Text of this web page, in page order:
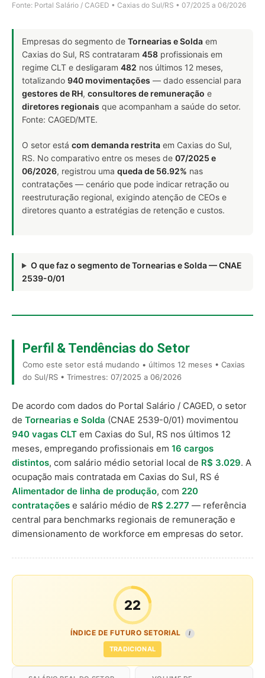
Fonte: Portal Salário / CAGED • Caxias do Sul/RS • 07/2025 a 06/2026
Empresas do segmento de Tornearias e Solda em
Caxias do Sul, RS contrataram 458 profissionais em
regime CLT e desligaram 482 nos últimos 12 meses,
totalizando 940 movimentações — dado essencial para
gestores de RH, consultores de remuneração e
diretores regionais que acompanham a saúde do setor.
Fonte: CAGED/MTE.
O setor está com demanda restrita em Caxias do Sul,
RS. No comparativo entre os meses de 07/2025 e
06/2026, registrou uma queda de 56.92% nas
contratações — cenário que pode indicar retração ou
reestruturação regional, exigindo atenção de CEOs e
diretores quanto a estratégias de retenção e custos.
O que faz o segmento de Tornearias e Solda — CNAE
2539-0/01
Perfil & Tendências do Setor
Como este setor está mudando • últimos 12 meses • Caxias
do Sul/RS • Trimestres: 07/2025 a 06/2026
De acordo com dados do Portal Salário / CAGED, o setor
de Tornearias e Solda (CNAE 2539-0/01) movimentou
940 vagas CLT em Caxias do Sul, RS nos últimos 12
meses, empregando profissionais em 16 cargos
distintos, com salário médio setorial local de R$ 3.029. A
ocupação mais contratada em Caxias do Sul, RS é
Alimentador de linha de produção, com 220
contratações e salário médio de R$ 2.277 — referência
central para benchmarks regionais de remuneração e
dimensionamento de workforce em empresas do setor.
22
ÍNDICE DE FUTURO SETORIAL I
TRADICIONAL